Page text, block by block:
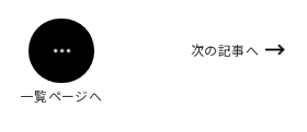
一覧ページへ
次の記事へ